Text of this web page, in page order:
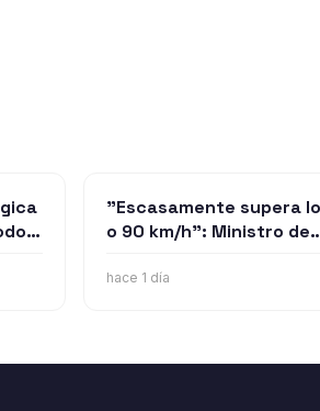
"Escasamente supera
o 90 km/h": Ministro de
críticas por cambiar su
hace 1 día